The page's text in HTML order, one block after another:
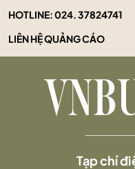
HOTLINE:024. 37824741
LIÊN HỆ QUẢNG CÁO
Tạp chí